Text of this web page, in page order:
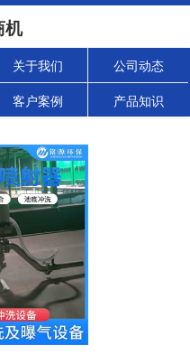
机
关于我们 公司动态
客户案例 产品知识